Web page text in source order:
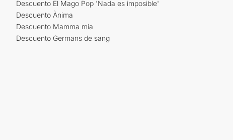
Descuento El Mago Pop 'Nada es imposible'
Descuento Ànima
Descuento Mamma mia
Descuento Germans de sang